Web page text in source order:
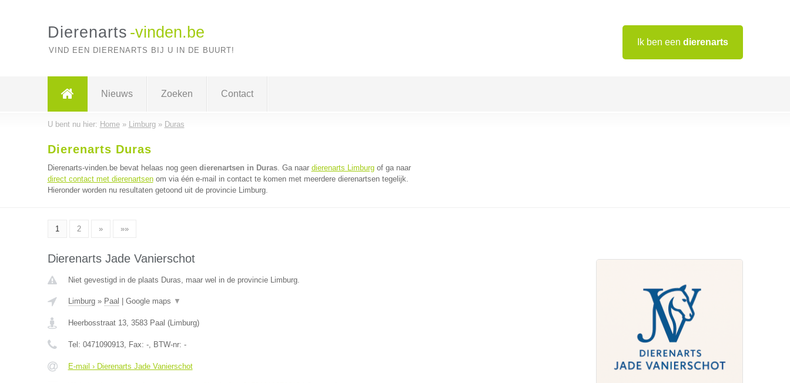
Ik ben een dierenarts
Dierenarts -vinden.be
VIND EEN DIERENARTS BIJ U IN DE BUURT!
Nieuws Zoeken Contact
U bent nu hier: Home» Limburg» Duras
Dierenarts Duras
Dierenarts-vinden.be bevat helaas nog geen dierenartsen in Duras. Ga naar dierenarts Limburgof ga naar
direct contact met dierenartsenom via één e-mail in contact te komen met meerdere dierenartsen tegelijk.
Hieronder worden nu resultaten getoond uit de provincie Limburg.
1 2 » »»
Dierenarts Jade Vanierschot
Niet gevestigd in de plaats Duras, maar wel in de provincie Limburg.
Limburg» Paal Google maps ▼
Heerbosstraat 13, 3583 Paal (Limburg)
Tel: 0471090913, Fax: -, BTW-nr: -
E-mail › Dierenarts Jade Vanierschot